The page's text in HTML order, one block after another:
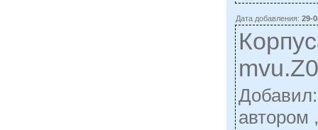
Дата добавления:29-
автором